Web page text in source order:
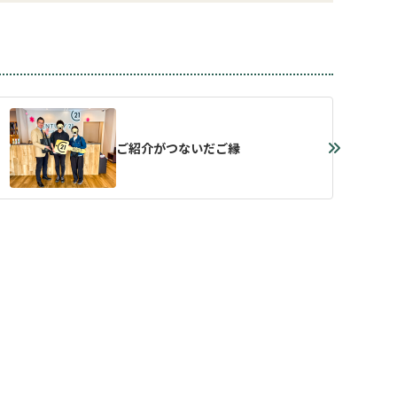
ご紹介がつないだご縁